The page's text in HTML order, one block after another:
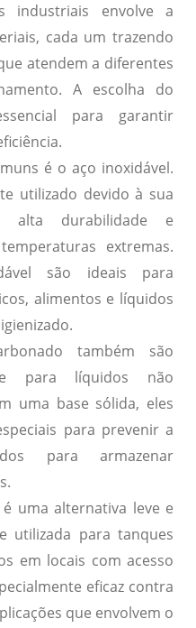
industriais envolve a
cada um trazendo
atendem a diferentes
A escolha do
para garantir
.
é o aço inoxidável.
utilizado devido à sua
alta durabilidade e
extremas.
são ideais para
alimentos e líquidos
também são
para líquidos não
uma base sólida, eles
para prevenir a
para armazenar
é uma alternativa leve e
utilizada para tanques
em locais com acesso
eficaz contra
que envolvem o